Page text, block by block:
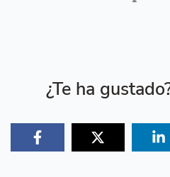
¿Te ha